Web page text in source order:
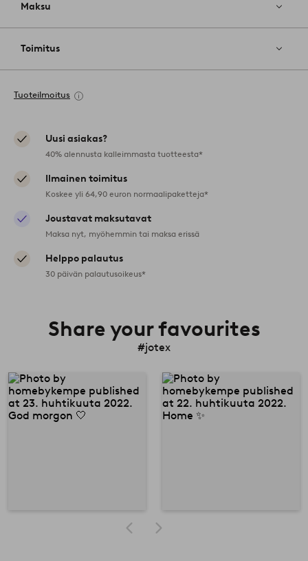
Maksu
Toimitus
Tuoteilmoitus
Uusi asiakas?
40% alennusta kalleimmasta tuotteesta*
Ilmainen toimitus
Koskee yli 64,90 euron normaalipaketteja*
Joustavat maksutavat
Maksa nyt, myöhemmin tai maksa erissä
Helppo palautus
30 päivän palautusoikeus*
Share your favourites
#jotex